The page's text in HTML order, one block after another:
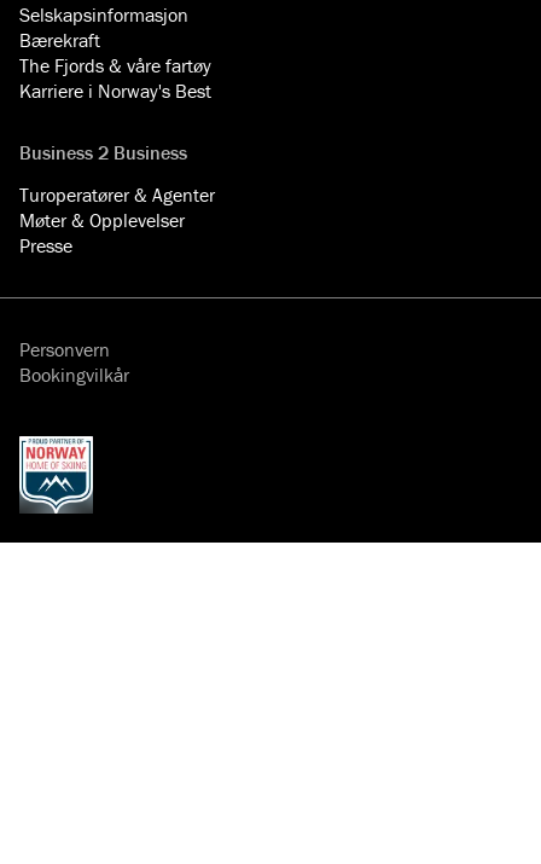
Selskapsinformasjon
Bærekraft
The Fjords & våre fartøy
Karriere i Norway's Best
Business 2 Business
Turoperatører & Agenter
Møter & Opplevelser
Presse
Personvern
Bookingvilkår